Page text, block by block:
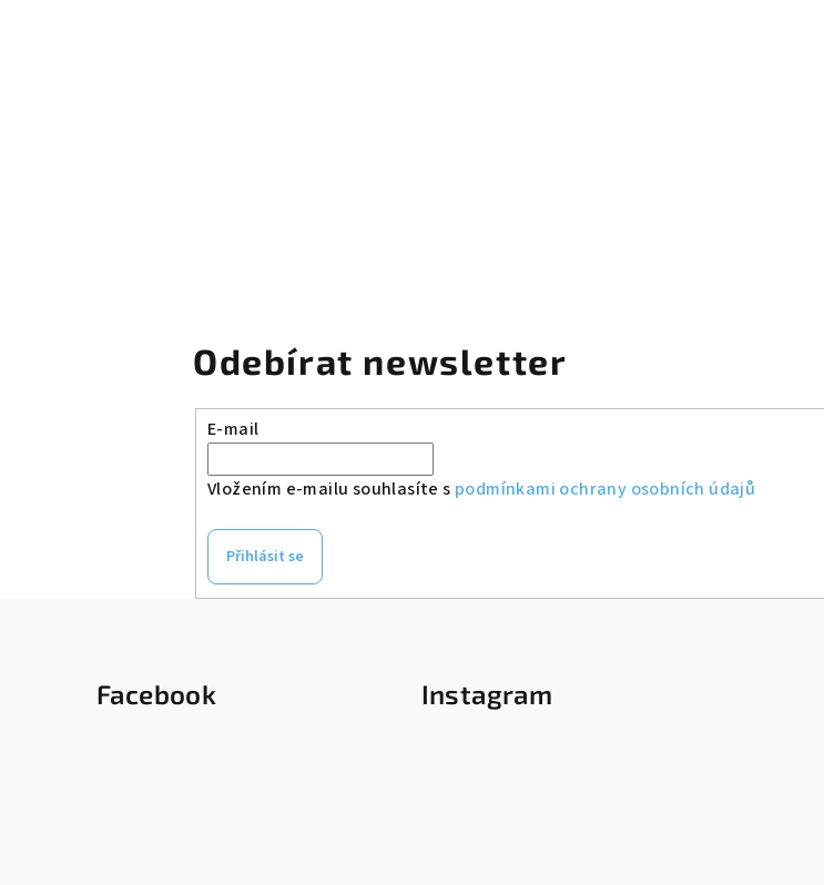
Odebírat newsletter
E-mail
Vložením e-mailu souhlasíte s podmínkami ochrany osobních údajů
Přihlásit se
Facebook Instagram